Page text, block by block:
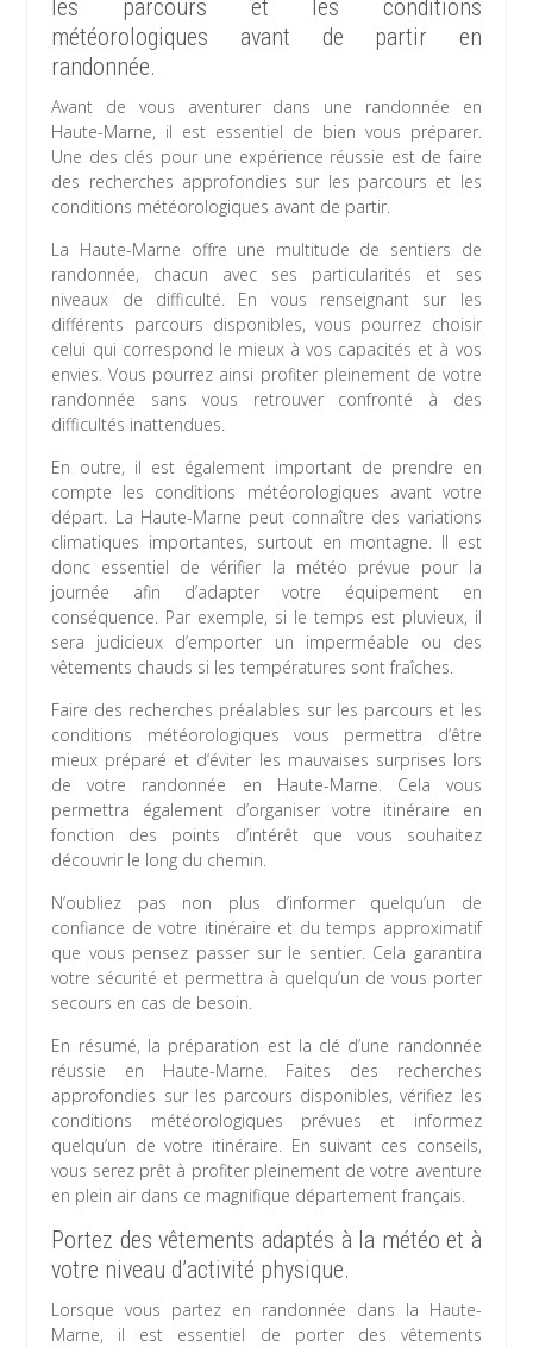
les parcours et les conditions
météorologiques avant de partir en
randonnée.
Avant de vous aventurer dans une randonnée en
Haute-Marne, il est essentiel de bien vous préparer.
Une des clés pour une expérience réussie est de faire
des recherches approfondies sur les parcours et les
conditions météorologiques avant de partir.
La Haute-Marne offre une multitude de sentiers de
randonnée, chacun avec ses particularités et ses
niveaux de difficulté. En vous renseignant sur les
différents parcours disponibles, vous pourrez choisir
celui qui correspond le mieux à vos capacités et à vos
envies. Vous pourrez ainsi profiter pleinement de votre
randonnée sans vous retrouver confronté à des
difficultés inattendues.
En outre, il est également important de prendre en
compte les conditions météorologiques avant votre
départ. La Haute-Marne peut connaître des variations
climatiques importantes, surtout en montagne. Il est
donc essentiel de vérifier la météo prévue pour la
journée afin d’adapter votre équipement en
conséquence. Par exemple, si le temps est pluvieux, il
sera judicieux d’emporter un imperméable ou des
vêtements chauds si les températures sont fraîches.
Faire des recherches préalables sur les parcours et les
conditions météorologiques vous permettra d’être
mieux préparé et d’éviter les mauvaises surprises lors
de votre randonnée en Haute-Marne. Cela vous
permettra également d’organiser votre itinéraire en
fonction des points d’intérêt que vous souhaitez
découvrir le long du chemin.
N’oubliez pas non plus d’informer quelqu’un de
confiance de votre itinéraire et du temps approximatif
que vous pensez passer sur le sentier. Cela garantira
votre sécurité et permettra à quelqu’un de vous porter
secours en cas de besoin.
En résumé, la préparation est la clé d’une randonnée
réussie en Haute-Marne. Faites des recherches
approfondies sur les parcours disponibles, vérifiez les
conditions météorologiques prévues et informez
quelqu’un de votre itinéraire. En suivant ces conseils,
vous serez prêt à profiter pleinement de votre aventure
en plein air dans ce magnifique département français.
Portez des vêtements adaptés à la météo et à
votre niveau d’activité physique.
Lorsque vous partez en randonnée dans la Haute-
Marne, il est essentiel de porter des vêtements